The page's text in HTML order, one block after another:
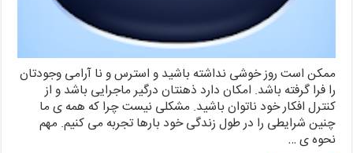
ممکن است روز خوشی نداشته باشید و استرس و نا آرامی وجودتان
را فرا گرفته باشد. امکان دارد ذهنتان درگیر ماجرایی باشد و از
کنترل افکار خود ناتوان باشید. مشکلی نیست چرا که همه ی ما
چنین شرایطی را در طول زندگی خود بارها تجربه می کنیم. مهم
نحوه ی …